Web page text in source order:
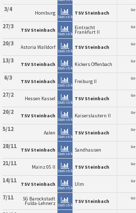
3/4 Homburg
Statistik
TSV Steinbach
27/3 TSV Steinbach
Statistik
Eintracht
Frankfurt II
20/3 Astoria Walldorf
Statistik
TSV Steinbach
13/3 TSV Steinbach
Statistik
Kickers Offenbach
6/3 TSV Steinbach
Statistik
Freiburg II
27/2 Hessen Kassel
Statistik
TSV Steinbach
20/2 TSV Steinbach
Statistik
Kaiserslautern II
5/12 Aalen
Statistik
TSV Steinbach
28/11 TSV Steinbach
Statistik
Sandhausen
21/11 Mainz 05 II
Statistik
TSV Steinbach
14/11 TSV Steinbach
Statistik
Ulm
7/11 SG Barockstadt
Fulda-Lehnerz Statistik
TSV Steinbach